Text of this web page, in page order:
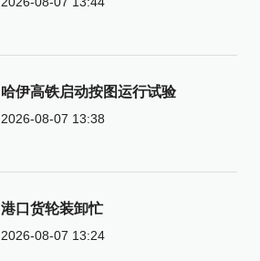
哈伊高铁启动按图运行试验
2026-08-07 13:38
港口货轮装卸忙
2026-08-07 13:24